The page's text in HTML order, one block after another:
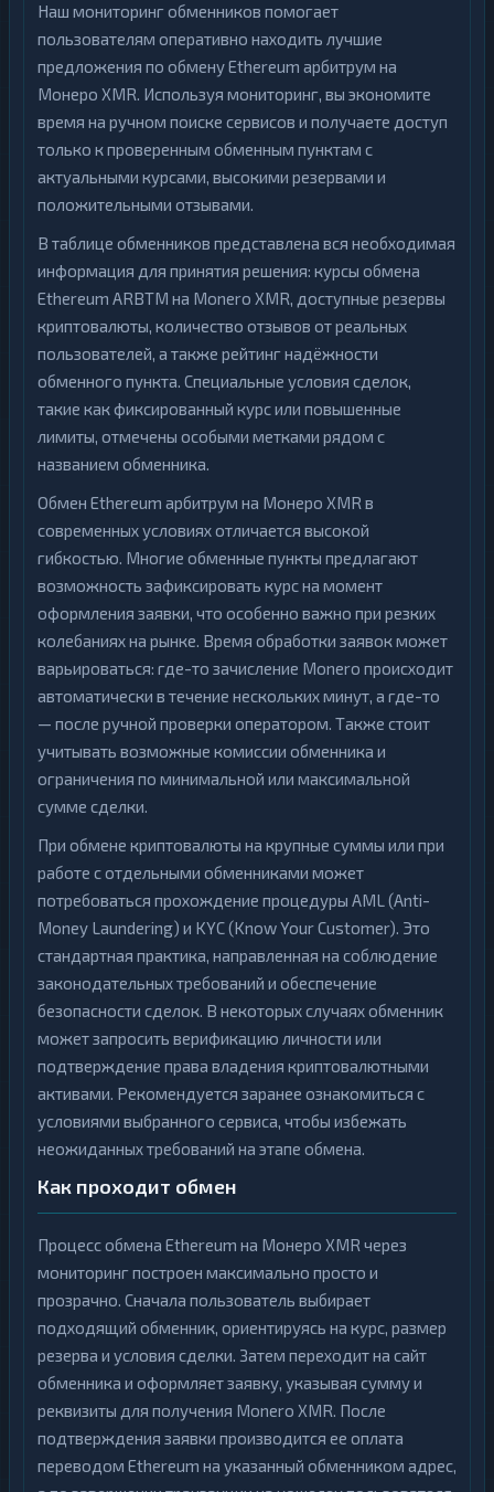
Наш мониторинг обменников помогает
пользователям оперативно находить лучшие
предложения по обмену Ethereum арбитрум на
Монеро XMR. Используя мониторинг, вы экономите
время на ручном поиске сервисов и получаете доступ
только к проверенным обменным пунктам с
актуальными курсами, высокими резервами и
положительными отзывами.
В таблице обменников представлена вся необходимая
информация для принятия решения: курсы обмена
Ethereum ARBTM на Monero XMR, доступные резервы
криптовалюты, количество отзывов от реальных
пользователей, а также рейтинг надёжности
обменного пункта. Специальные условия сделок,
такие как фиксированный курс или повышенные
лимиты, отмечены особыми метками рядом с
названием обменника.
Обмен Ethereum арбитрум на Монеро XMR в
современных условиях отличается высокой
гибкостью. Многие обменные пункты предлагают
возможность зафиксировать курс на момент
оформления заявки, что особенно важно при резких
колебаниях на рынке. Время обработки заявок может
варьироваться: где-то зачисление Monero происходит
автоматически в течение нескольких минут, а где-то
— после ручной проверки оператором. Также стоит
учитывать возможные комиссии обменника и
ограничения по минимальной или максимальной
сумме сделки.
При обмене криптовалюты на крупные суммы или при
работе с отдельными обменниками может
потребоваться прохождение процедуры AML (Anti-
Money Laundering) и KYC (Know Your Customer). Это
стандартная практика, направленная на соблюдение
законодательных требований и обеспечение
безопасности сделок. В некоторых случаях обменник
может запросить верификацию личности или
подтверждение права владения криптовалютными
активами. Рекомендуется заранее ознакомиться с
условиями выбранного сервиса, чтобы избежать
неожиданных требований на этапе обмена.
Как проходит обмен
Процесс обмена Ethereum на Монеро XMR через
мониторинг построен максимально просто и
прозрачно. Сначала пользователь выбирает
подходящий обменник, ориентируясь на курс, размер
резерва и условия сделки. Затем переходит на сайт
обменника и оформляет заявку, указывая сумму и
реквизиты для получения Monero XMR. После
подтверждения заявки производится ее оплата
переводом Ethereum на указанный обменником адрес,